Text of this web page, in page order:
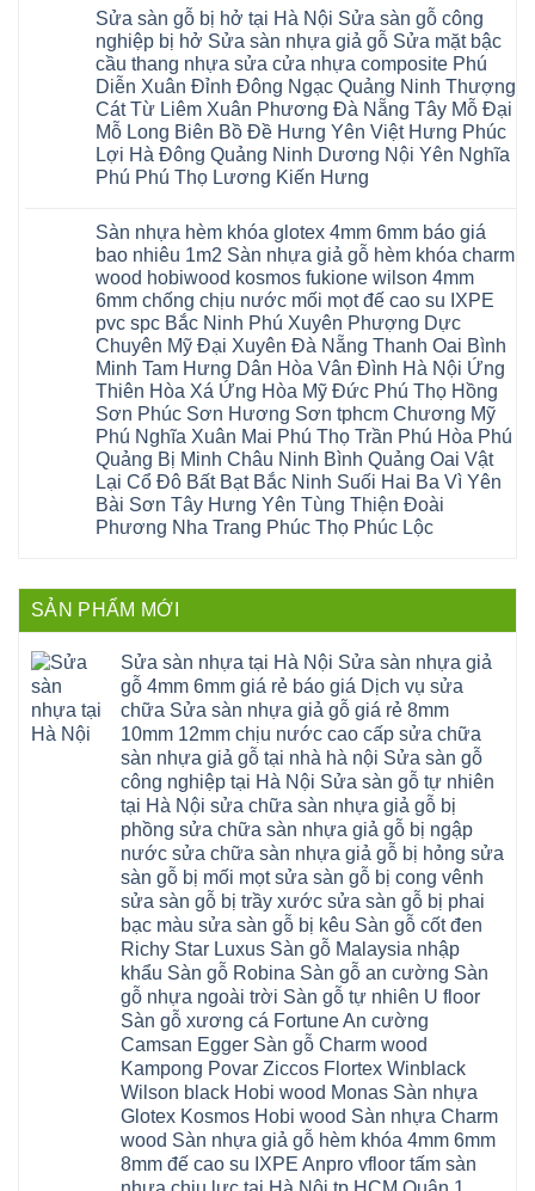
Ninh
hưng
yên
Lâm
Thao
Tam
Nông
hải
phòng
Thanh
Thủy
Bắc
Ninh
Gia
Lâm
Nam
Hà
Nội
Hưng
Yên
Đông
Anh
Nam
Định
Sóc
Sơn
Ninh
Bình
Thái
Bình
Vĩnh
Phúc
Tây
Hồ
Thanh
Hóa
Đống
Đa
Nghệ
An
thanh
ứng
hòa
long
biên
sài
gòn
đông
anh
sóc
sơn
đà
nẵng
thanh
xuân
cầu
giấy
hoành
bồ
long
ninh
giang
hoàng
mai
quảng
ninh
tây
hồ
sơn
tây
thất
mê
đức
phòng
xuyên
giang
Nội
Sửa
sàn
nhựa
giả
gỗ
Sửa
mặt
bậc
cầu
thang
nhựa
nhựa
composite
Phúc
Thọ
Phúc
Lộc
Hát
Môn
Sài
Gòn
Thạch
Thất
Hạ
Bằng
Tây
Phương
tphcm
Hòa
Lạc
Yên
Xuân
Đạo
Đà
Nẵng
Hoài
Đồng
Đồng
Khánh
Phượng
Thuận
Tràng
Phòng
bình
luận
ở
Sửa
chữa
sàn
gỗ
tại
Hà
Nội
Sửa
nghiệp
tại
Nội
Sửa
nhựa
giả
gỗ
Sửa
mặt
bậc
cầu
thang
nhựa
sửa
cửa
nhựa
composite
Thanh
Nam
Phù
Thanh
Thượng
Phúc
Thường
Dương
Hồng
Xuyên
Phượng
Chuyên
Nẵng
Xuyên
Thanh
Sửa sàn gỗ bị hở tại Hà Nội Sửa sàn gỗ công
nghiệp bị hở Sửa sàn nhựa giả gỗ Sửa mặt bậc
cầu thang nhựa sửa cửa nhựa composite Phú
Diễn Xuân Đỉnh Đông Ngạc Quảng Ninh Thượng
Cát Từ Liêm Xuân Phương Đà Nẵng Tây Mỗ Đại
Mỗ Long Biên Bồ Đề Hưng Yên Việt Hưng Phúc
Lợi Hà Đông Quảng Ninh Dương Nội Yên Nghĩa
Phú Phú Thọ Lương Kiến Hưng
bình
luận
ở
Sửa
sàn
gỗ
bị
hở
tại
Hà
Nội
sàn
gỗ
công
nghiệp
hở
Sửa
sàn
Sửa
mặt
bậc
cầu
nhựa
nhựa
composite
Đông
Quảng
Thượng
Xuân
Phương
Nẵng
Hưng
Hưng
Sàn nhựa hèm khóa glotex 4mm 6mm báo giá
bao nhiêu 1m2 Sàn nhựa giả gỗ hèm khóa charm
wood hobiwood kosmos fukione wilson 4mm
6mm chống chịu nước mối mọt đế cao su IXPE
pvc spc Bắc Ninh Phú Xuyên Phượng Dực
Chuyên Mỹ Đại Xuyên Đà Nẵng Thanh Oai Bình
Minh Tam Hưng Dân Hòa Vân Đình Hà Nội Ứng
Thiên Hòa Xá Ứng Hòa Mỹ Đức Phú Thọ Hồng
Sơn Phúc Sơn Hương Sơn tphcm Chương Mỹ
Phú Nghĩa Xuân Mai Phú Thọ Trần Phú Hòa Phú
Quảng Bị Minh Châu Ninh Bình Quảng Oai Vật
Lại Cổ Đô Bất Bạt Bắc Ninh Suối Hai Ba Vì Yên
Bài Sơn Tây Hưng Yên Tùng Thiện Đoài
Phương Nha Trang Phúc Thọ Phúc Lộc
luận
ở
glotex
4mm
nhiêu
charm
wood
hobiwood
kosmos
fukione
4mm
nước
SẢN PHẨM MỚI
Sửa sàn nhựa tại Hà Nội Sửa sàn nhựa giả
gỗ 4mm 6mm giá rẻ báo giá Dịch vụ sửa
chữa Sửa sàn nhựa giả gỗ giá rẻ 8mm
10mm 12mm chịu nước cao cấp sửa chữa
sàn nhựa giả gỗ tại nhà hà nội Sửa sàn gỗ
công nghiệp tại Hà Nội Sửa sàn gỗ tự nhiên
tại Hà Nội sửa chữa sàn nhựa giả gỗ bị
phồng sửa chữa sàn nhựa giả gỗ bị ngập
nước sửa chữa sàn nhựa giả gỗ bị hỏng sửa
sàn gỗ bị mối mọt sửa sàn gỗ bị cong vênh
sửa sàn gỗ bị trầy xước sửa sàn gỗ bị phai
bạc màu sửa sàn gỗ bị kêu Sàn gỗ cốt đen
Richy Star Luxus Sàn gỗ Malaysia nhập
khẩu Sàn gỗ Robina Sàn gỗ an cường Sàn
gỗ nhựa ngoài trời Sàn gỗ tự nhiên U floor
Sàn gỗ xương cá Fortune An cường
Camsan Egger Sàn gỗ Charm wood
Kampong Povar Ziccos Flortex Winblack
Wilson black Hobi wood Monas Sàn nhựa
Glotex Kosmos Hobi wood Sàn nhựa Charm
wood Sàn nhựa giả gỗ hèm khóa 4mm 6mm
8mm đế cao su IXPE Anpro vfloor tấm sàn